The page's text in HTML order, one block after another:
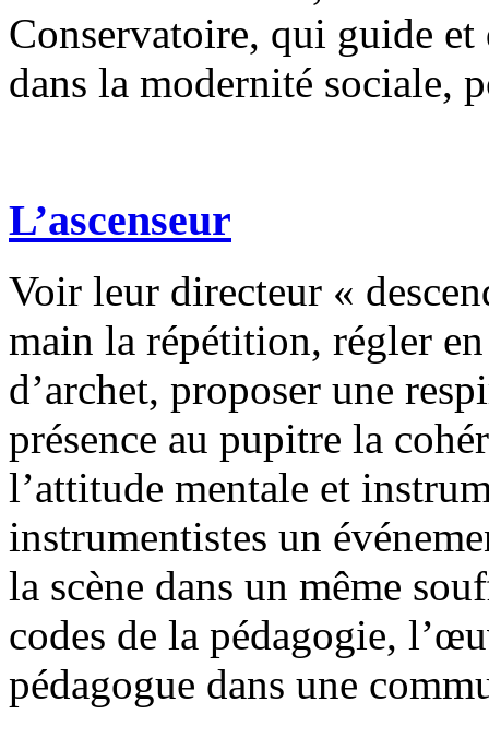
Conservatoire, qui guide
dans la modernité sociale,
L’ascenseur
Voir leur directeur «
main la répétition, régler
d’archet, proposer une
présence au pupitre la
l’attitude mentale et
instrumentistes un
la scène dans un même
codes de la pédagogie,
pédagogue dans une